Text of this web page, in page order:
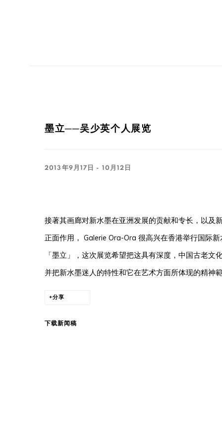
墨立──吴少英个人展览
2013年9月17日 - 10月12日
接著其画廊对新水墨在亚洲发展的贡献和专长，以及
正面作用， Galerie Ora-Ora 很高兴在香港举行国际
「墨立」，这次展览希望把这具有深度，中国古老文
并把新水墨迷人的特性和它在艺术方面所体现的精神
分享
下载新闻稿